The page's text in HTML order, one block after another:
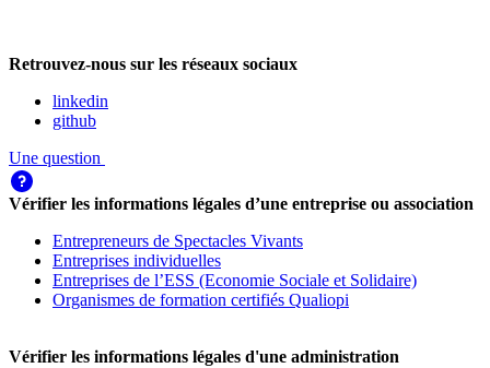
Retrouvez-nous sur les réseaux sociaux
linkedin
github
Une question
Vérifier les informations légales d’une entreprise ou association
Entrepreneurs de Spectacles Vivants
Entreprises individuelles
Entreprises de l’ESS (Economie Sociale et Solidaire)
Organismes de formation certifiés Qualiopi
Vérifier les informations légales d'une administration